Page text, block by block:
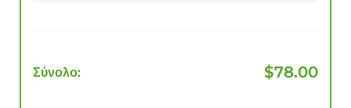
Σύνολο: $78.00